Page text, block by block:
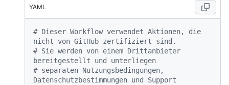
YAML
# Dieser Workflow verwendet Aktionen, die
nicht von GitHub zertifiziert sind.
# Sie werden von einem Drittanbieter
bereitgestellt und unterliegen
# separaten Nutzungsbedingungen,
Datenschutzbestimmungen und Support